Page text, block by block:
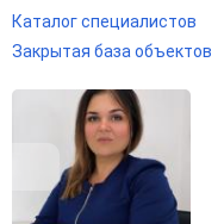
Каталог специалистов
Закрытая база объектов